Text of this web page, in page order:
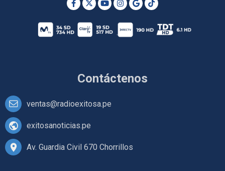
Contáctenos
ventas@radioexitosa.pe
exitosanoticias.pe
Av. Guardia Civil 670 Chorrillos